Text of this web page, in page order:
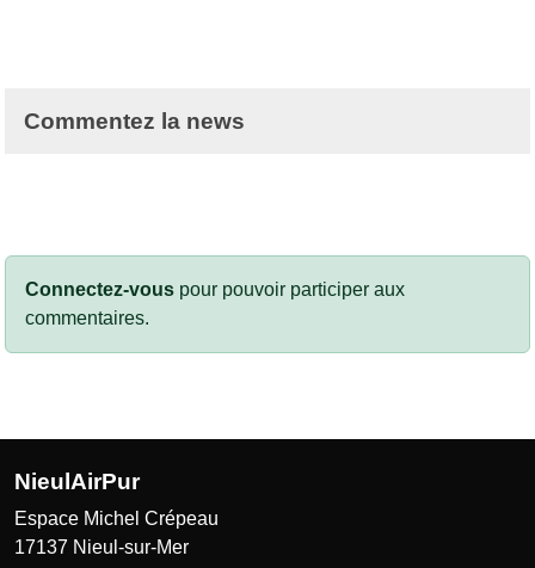
Commentez la news
Connectez-vous pour pouvoir participer aux
commentaires.
NieulAirPur
Espace Michel Crépeau
17137 Nieul-sur-Mer